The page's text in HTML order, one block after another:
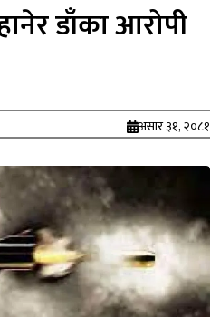
डाँका आरोपी
असार ३१, २०८१